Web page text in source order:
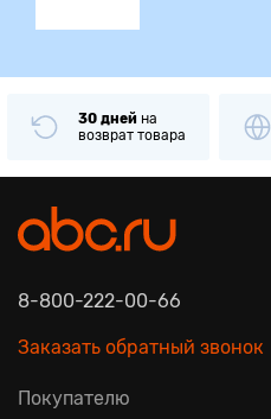
Толькооригинальные
товарыизвестных брендов
8-800-222-00-66
Заказать обратный звонок
Покупателю